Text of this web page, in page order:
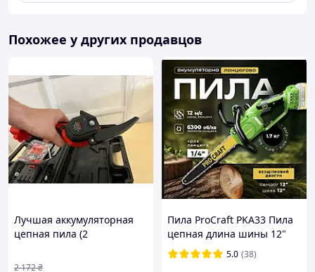
Похожее у других продавцов
Лучшая аккумуляторная
цепная пила (2
Бесщеточная для дачи
2 172₴
Пила ProCraft PKA33 Пила
цепная длина шины 12"
(304 мм) Пила
аккумуляторная
5.0 (38)